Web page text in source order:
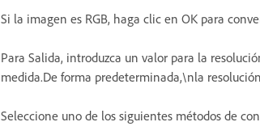
Si la imagen es RGB, haga clic en OK para
Para Salida, introduzca un valor para la
medida.De forma predeterminada,\nla
Seleccione uno de los siguientes métodos de